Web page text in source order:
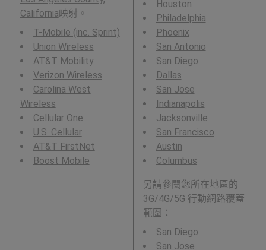
California映射。
T-Mobile (inc. Sprint)
Union Wireless
AT&T Mobility
Verizon Wireless
Carolina West
Wireless
Cellular One
U.S. Cellular
AT&T FirstNet
Boost Mobile
Houston
Philadelphia
Phoenix
San Antonio
San Diego
Dallas
San Jose
Indianapolis
Jacksonville
San Francisco
Austin
Columbus
另請參閱您所在地區的
3G/4G/5G 行動網路覆蓋
範圍：
San Diego
San Jose